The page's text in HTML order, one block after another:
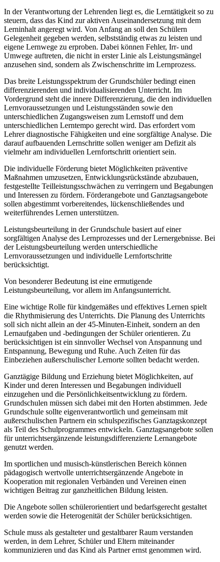
In der Verantwortung der Lehrenden liegt es, die Lerntätigkeit so zu
steuern, dass das Kind zur aktiven Auseinandersetzung mit dem
Lerninhalt angeregt wird. Von Anfang an soll den Schülern
Gelegenheit gegeben werden, selbstständig etwas zu leisten und
eigene Lernwege zu erproben. Dabei können Fehler, Irr- und
Umwege auftreten, die nicht in erster Linie als Leistungsmängel
anzusehen sind, sondern als Zwischenschritte im Lernprozess.
Das breite Leistungsspektrum der Grundschüler bedingt einen
differenzierenden und individualisierenden Unterricht. Im
Vordergrund steht die innere Differenzierung, die den individuellen
Lernvoraussetzungen und Leistungsständen sowie den
unterschiedlichen Zugangsweisen zum Lernstoff und dem
unterschiedlichen Lerntempo gerecht wird. Das erfordert vom
Lehrer diagnostische Fähigkeiten und eine sorgfältige Analyse. Die
darauf aufbauenden Lernschritte sollen weniger am Defizit als
vielmehr am individuellen Lernfortschritt orientiert sein.
Die individuelle Förderung bietet Möglichkeiten präventive
Maßnahmen umzusetzen, Entwicklungsrückstände abzubauen,
festgestellte Teilleistungsschwächen zu verringern und Begabungen
und Interessen zu fördern. Förderangebote und Ganztagsangebote
sollen abgestimmt vorbereitendes, lückenschließendes und
weiterführendes Lernen unterstützen.
Leistungsbeurteilung in der Grundschule basiert auf einer
sorgfältigen Analyse des Lernprozesses und der Lernergebnisse. Bei
der Leistungsbeurteilung werden unterschiedliche
Lernvoraussetzungen und individuelle Lernfortschritte
berücksichtigt.
Von besonderer Bedeutung ist eine ermutigende
Leistungsbeurteilung, vor allem im Anfangsunterricht.
Eine wichtige Rolle für kindgemäßes und effektives Lernen spielt
die Rhythmisierung des Unterrichts. Die Planung des Unterrichts
soll sich nicht allein an der 45-Minuten-Einheit, sondern an den
Lernaufgaben und -bedingungen der Schüler orientieren. Zu
berücksichtigen ist ein sinnvoller Wechsel von Anspannung und
Entspannung, Bewegung und Ruhe. Auch Zeiten für das
Einbeziehen außerschulischer Lernorte sollten bedacht werden.
Ganztägige Bildung und Erziehung bietet Möglichkeiten, auf
Kinder und deren Interessen und Begabungen individuell
einzugehen und die Persönlichkeitsentwicklung zu fördern.
Grundschulen müssen sich dabei mit den Horten abstimmen. Jede
Grundschule sollte eigenverantwortlich und gemeinsam mit
außerschulischen Partnern ein schulspezifisches Ganztagskonzept
als Teil des Schulprogrammes entwickeln. Ganztagsangebote sollen
für unterrichtsergänzende leistungsdifferenzierte Lernangebote
genutzt werden.
Im sportlichen und musisch-künstlerischen Bereich können
pädagogisch wertvolle unterrichtsergänzende Angebote in
Kooperation mit regionalen Verbänden und Vereinen einen
wichtigen Beitrag zur ganzheitlichen Bildung leisten.
Die Angebote sollen schülerorientiert und bedarfsgerecht gestaltet
werden sowie die Heterogenität der Schüler berücksichtigen.
Schule muss als gestalteter und gestaltbarer Raum verstanden
werden, in dem Lehrer, Schüler und Eltern miteinander
kommunizieren und das Kind als Partner ernst genommen wird.